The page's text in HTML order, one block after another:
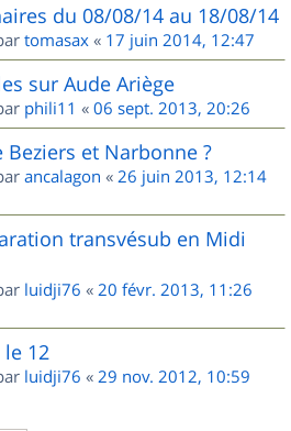
du 08/08/14 au 18/08/14
tomasax « 17 juin 2014, 12:47
sur Aude Ariège
phili11 « 06 sept. 2013, 20:26
et Narbonne ?
ancalagon « 26 juin 2013, 12:14
transvésub en Midi
luidji76 « 20 févr. 2013, 11:26
12
luidji76 « 29 nov. 2012, 10:59